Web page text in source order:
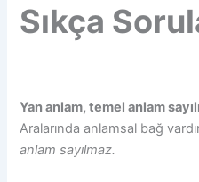
Sıkça
Yan anlam, temel anlam
Aralarında anlamsal bağ
anlam sayılmaz.